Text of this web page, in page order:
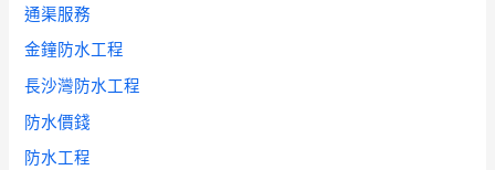
通渠服務
金鐘防水工程
長沙灣防水工程
防水價錢
防水工程